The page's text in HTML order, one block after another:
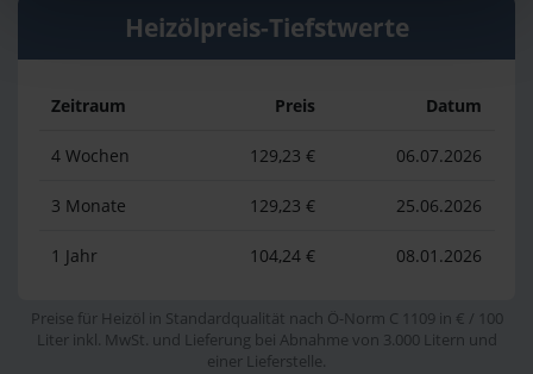
Heizölpreis-Tiefstwerte
Zeitraum Preis Datum
4 Wochen 129,23 € 06.07.2026
3 Monate 129,23 € 25.06.2026
1 Jahr 104,24 € 08.01.2026
Preise für Heizöl in Standardqualität nach Ö-Norm C 1109 in € / 100
Liter inkl. MwSt. und Lieferung bei Abnahme von 3.000 Litern und
einer Lieferstelle.